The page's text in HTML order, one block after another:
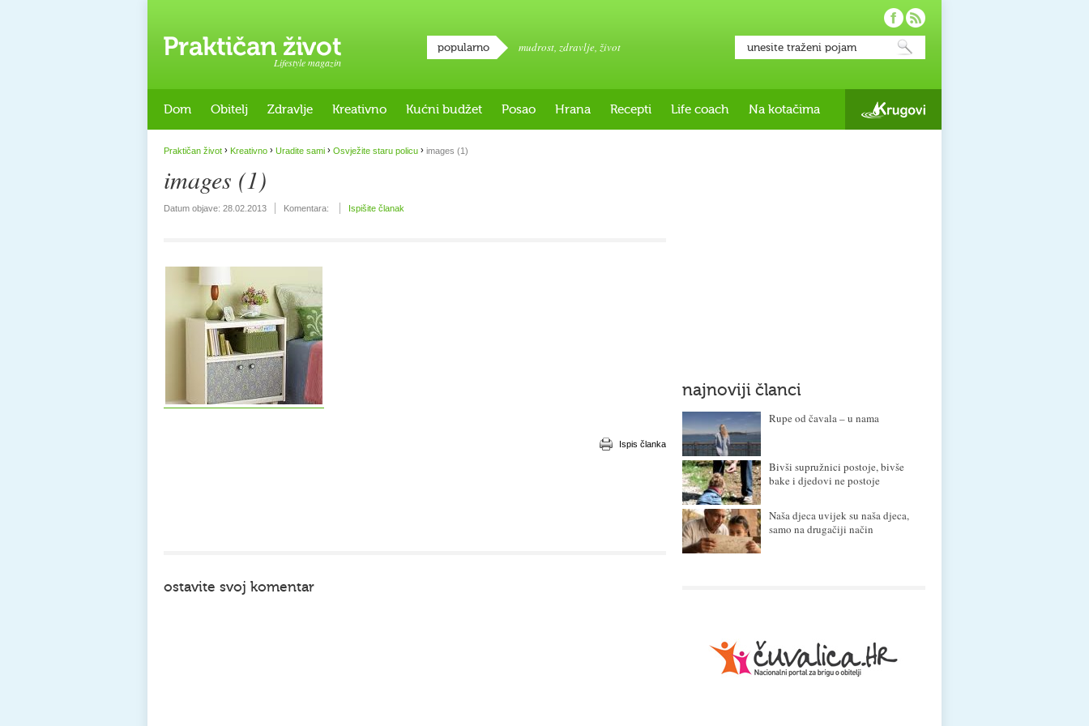
Lifestyle magazin
popularno mudrost, zdravlje, život
Dom Obitelj Zdravlje Kreativno Kućni budžet Posao Hrana Recepti Life coach Na kotačima
Praktičan život › Kreativno › Uradite sami › Osvježite staru policu › images (1)
images (1)
Datum objave: 28.02.2013 Komentara: Ispišite članak
Ispis članka
ostavite svoj komentar
najnoviji članci
Rupe od čavala – u nama
Bivši supružnici postoje, bivše
bake i djedovi ne postoje
Naša djeca uvijek su naša djeca,
samo na drugačiji način